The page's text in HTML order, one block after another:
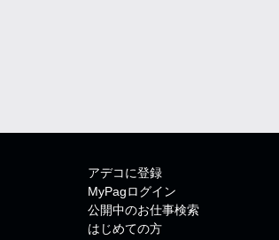
アデコに登録
MyPagログイン
公開中のお仕事検索
はじめての方